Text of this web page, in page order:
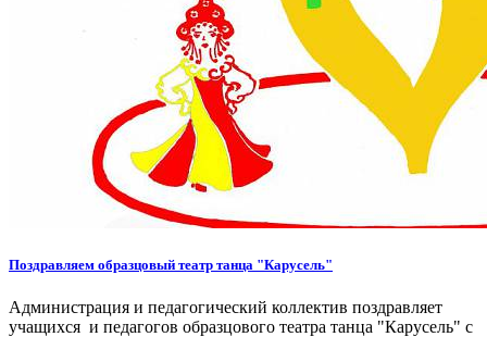
Поздравляем образцовый театр танца "Карусель"
Администрация и педагогический коллектив поздравляет
учащихся и педагогов образцового театра танца "Карусель" с